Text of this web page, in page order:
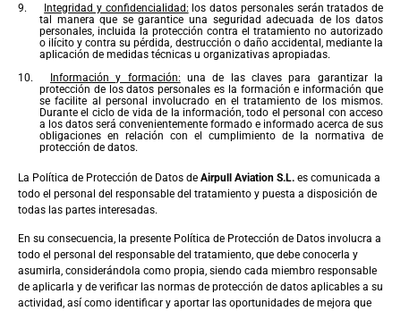
9.
Integridad y confidencialidad: los datos personales serán tratados de
tal manera que se garantice una seguridad adecuada de los datos
personales, incluida la protección contra el tratamiento no autorizado
o ilícito y contra su pérdida, destrucción o daño accidental, mediante la
aplicación de medidas técnicas u organizativas apropiadas.
10.
Información y formación: una de las claves para garantizar la
protección de los datos personales es la formación e información que
se facilite al personal involucrado en el tratamiento de los mismos.
Durante el ciclo de vida de la información, todo el personal con acceso
a los datos será convenientemente formado e informado acerca de sus
obligaciones en relación con el cumplimiento de la normativa de
protección de datos.
La Política de Protección de Datos de Airpull Aviation S.L. es comunicada a
todo el personal del responsable del tratamiento y puesta a disposición de
todas las partes interesadas.
En su consecuencia, la presente Política de Protección de Datos involucra a
todo el personal del responsable del tratamiento, que debe conocerla y
asumirla, considerándola como propia, siendo cada miembro responsable
de aplicarla y de verificar las normas de protección de datos aplicables a su
actividad, así como identificar y aportar las oportunidades de mejora que